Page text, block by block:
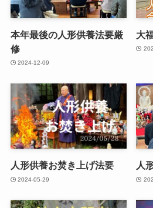
本年最後の人形供養法要厳
修
2024-12-09
大
人形供養お焚き上げ法要
2024-05-29
人